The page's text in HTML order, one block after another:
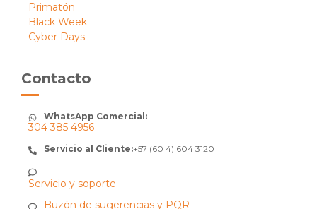
Primatón
Black Week
Cyber Days
Contacto
WhatsApp Comercial:
304 385 4956
Servicio al Cliente:+57 (60 4) 604 3120
Servicio y soporte
Buzón de sugerencias y PQR